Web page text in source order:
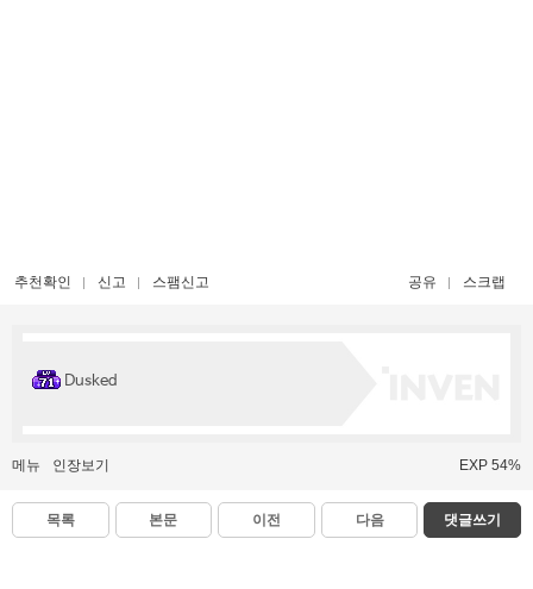
추천확인 신고 스팸신고 공유 스크랩
Dusked
메뉴 인장보기 EXP 54%
목록 본문 이전 다음 댓글쓰기